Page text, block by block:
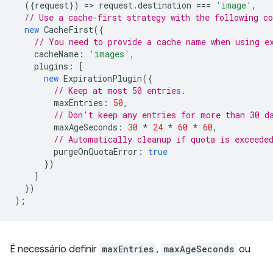
({request}) => request.destination === 'image' ,
// Use a cache-first strategy with the following
new CacheFirst({
// You need to provide a cache name when using
cacheName : 'images' ,
plugins :
[
new ExpirationPlugin({
// Keep at most 50 entries.
maxEntries : 50,
// Don't keep any entries for more than 30
maxAgeSeconds : 30 * 24 * 60 * 60,
// Automatically cleanup if quota is
purgeOnQuotaError :
true
})
]
})
);
É necessário definir maxEntries , maxAgeSeconds ou